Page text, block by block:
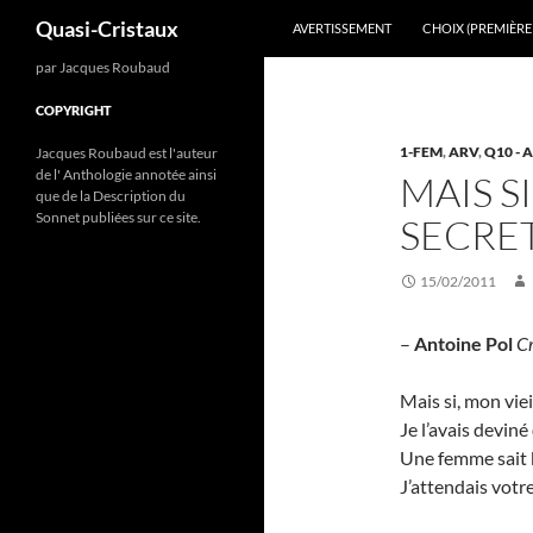
Aller
Quasi-Cristaux AVERTISSEMENT CHOIX (PREMIÈRE
1-FEM,ARV,Q10 -
MAIS
15/02/2011
– Antoine Pol
Mais si, mon
Je l’avais
Une femme sait
J’attendais
par Jacques Roubaud
COPYRIGHT
Jacques Roubaud est l'auteur
de l' Anthologie annotée ainsi
que de la Description du
Sonnet publiées sur ce site.